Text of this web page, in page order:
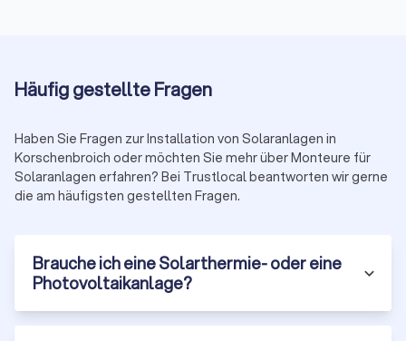
einzuholen. Die Kraft der Sonne steht Ihnen zur Verfügung –
Energieversorgung.
Häufig gestellte Fragen
Haben Sie Fragen zur Installation von Solaranlagen in
Korschenbroich oder möchten Sie mehr über Monteure für
Solaranlagen erfahren? Bei Trustlocal beantworten wir gerne
die am häufigsten gestellten Fragen.
Brauche ich eine Solarthermie- oder eine
Photovoltaikanlage?